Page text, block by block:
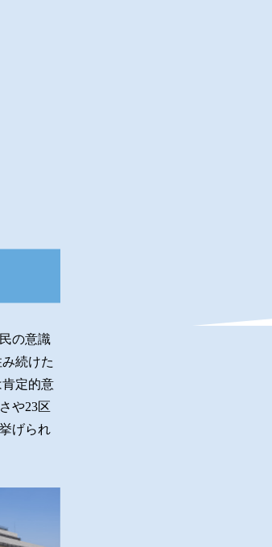
図はこちら。
た。
の意識
続けた
定的意
や23区
げられ